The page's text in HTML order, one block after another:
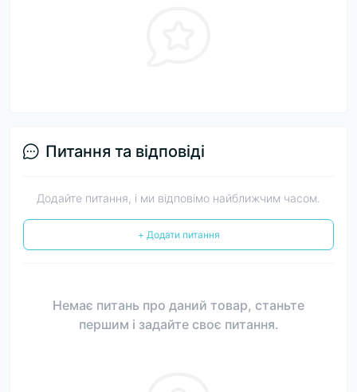
Питання та відповіді
Додайте питання, і ми відповімо найближчим часом.
+ Додати питання
Немає питань про даний товар, станьте
першим і задайте своє питання.